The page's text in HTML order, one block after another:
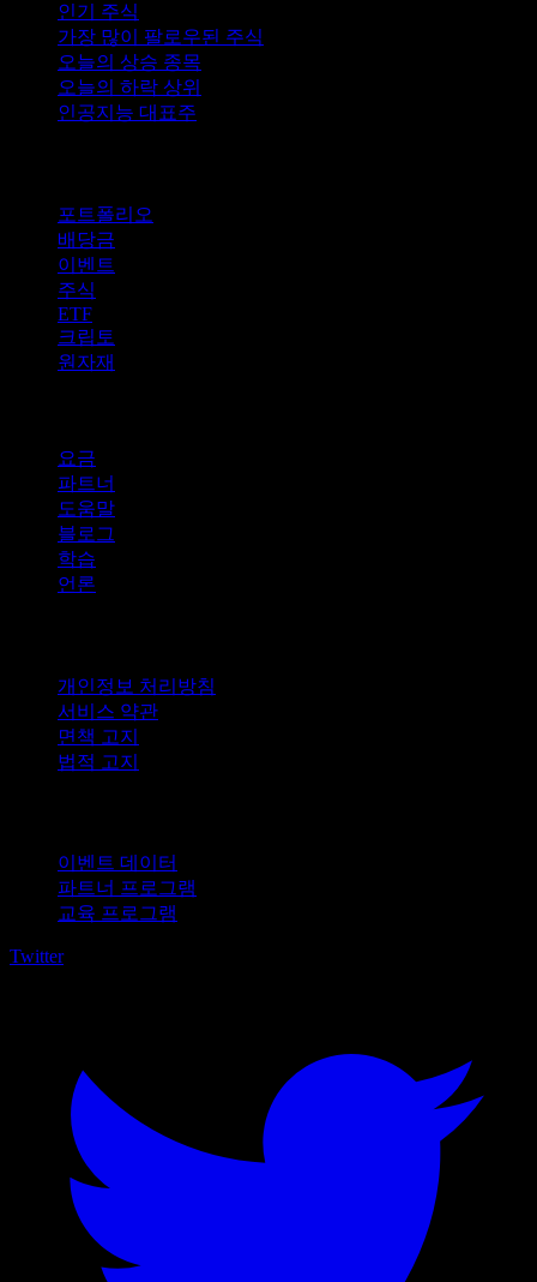
인기 주식
가장 많이 팔로우된 주식
오늘의 상승 종목
오늘의 하락 상위
인공지능 대표주
포트폴리오
배당금
이벤트
주식
ETF
크립토
원자재
요금
파트너
도움말
블로그
학습
언론
개인정보 처리방침
서비스 약관
면책 고지
법적 고지
이벤트 데이터
파트너 프로그램
교육 프로그램
Twitter